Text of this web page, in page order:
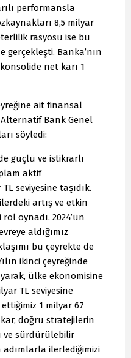
performansla
8,5 milyar
rasyosu ise bu
gerçekleşti. Banka’nın
net karı 1
ait finansal
Bank Genel
söyledi:
güçlü ve istikrarlı
aktif
seviyesine taşıdık.
artış ve etkin
oynadı. 2024’ün
aldığımız
bu çeyrekte de
ikinci çeyreğinde
ülke ekonomisine
TL seviyesine
1 milyar 67
doğru stratejilerin
ve sürdürülebilir
adımlarla ilerlediğimizi